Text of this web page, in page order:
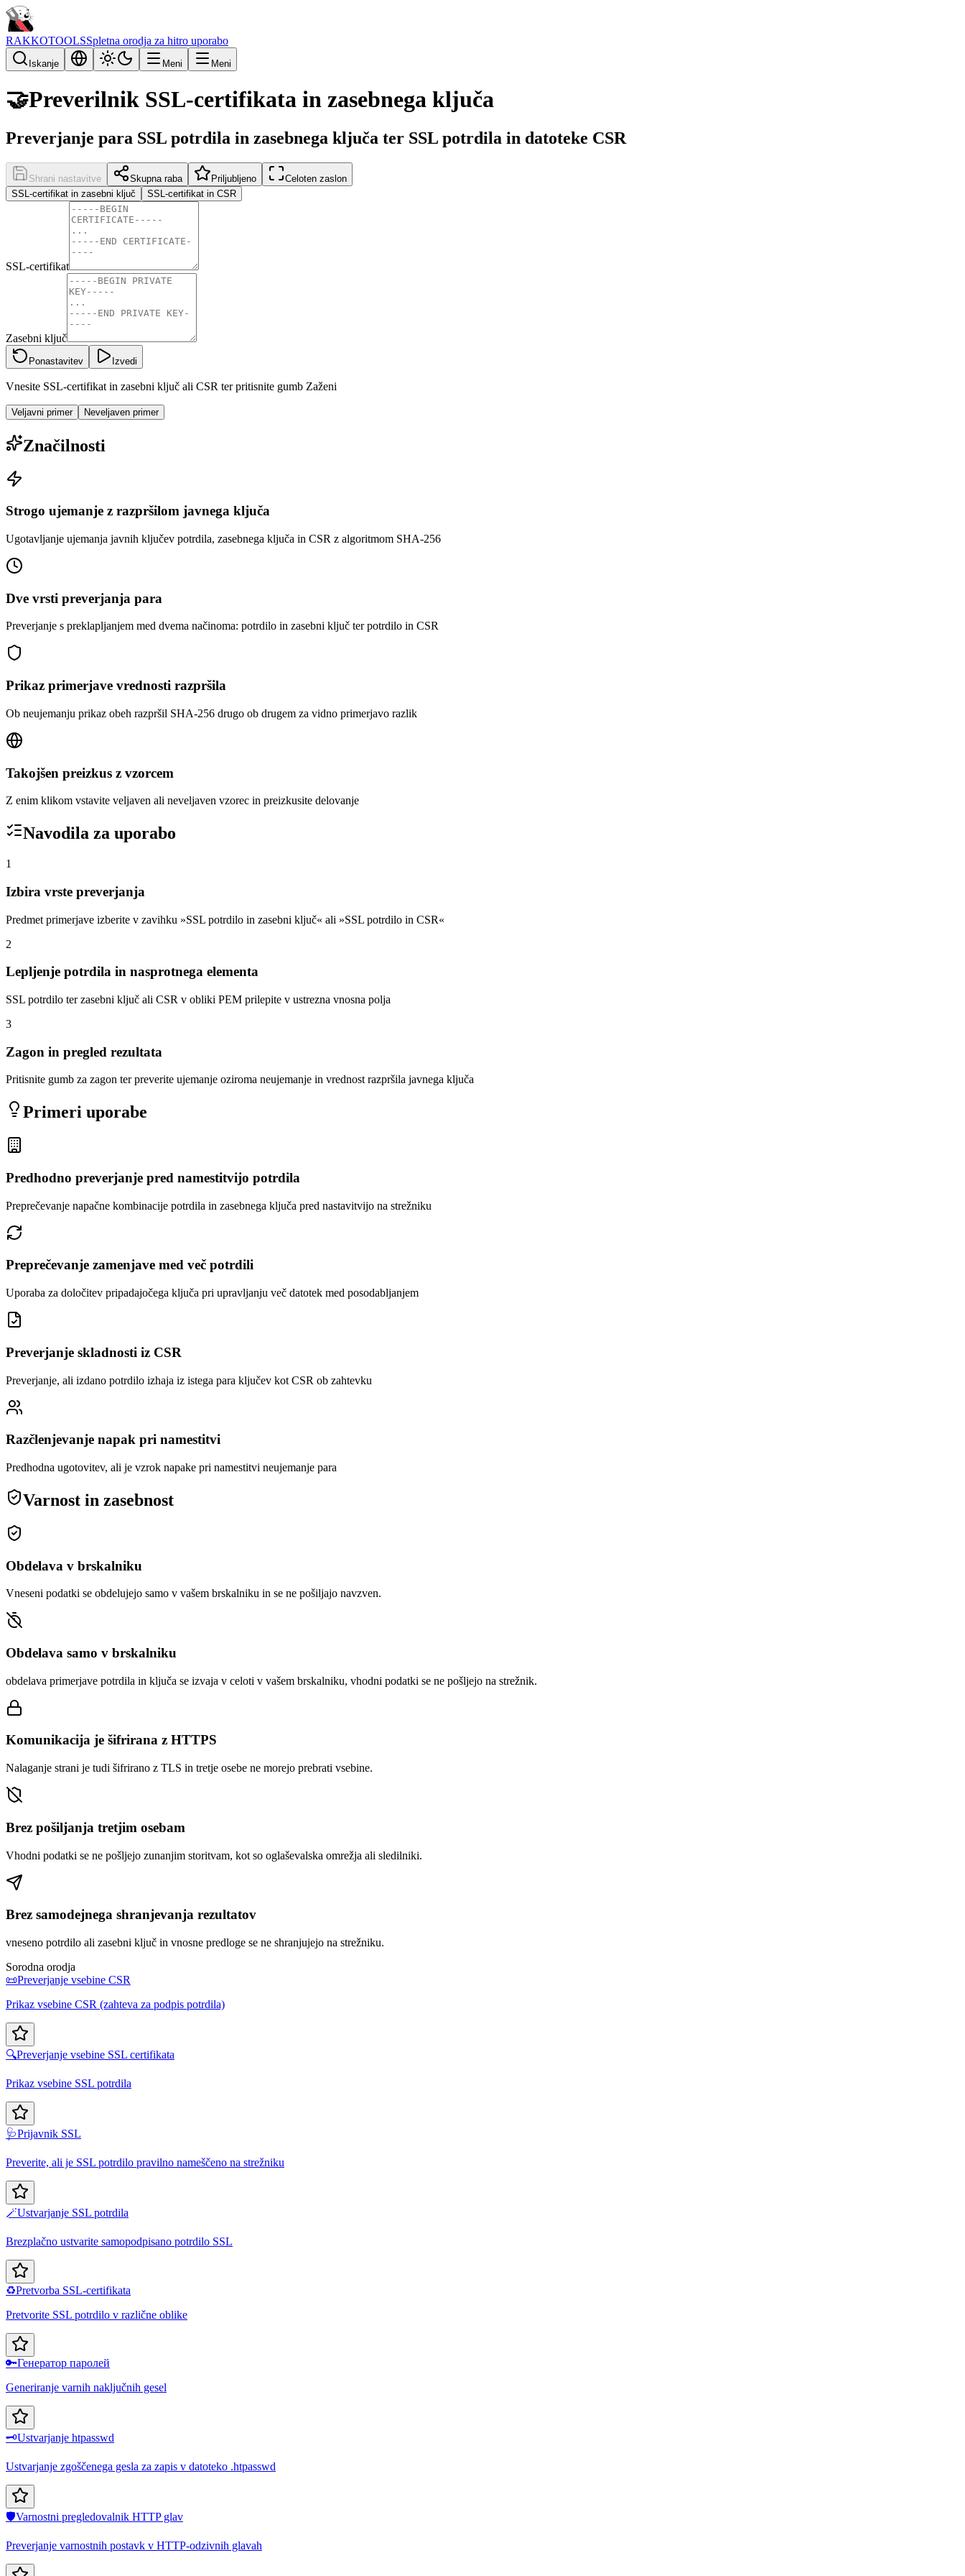
RAKKOTOOLSSpletna orodja za hitro uporabo
Iskanje Meni Meni
🤝Preverilnik SSL-certifikata in zasebnega ključa
Preverjanje para SSL potrdila in zasebnega ključa ter SSL potrdila in datoteke CSR
Shrani nastavitve Skupna raba Priljubljeno
Celoten zaslon
SSL-certifikat in zasebni ključ
SSL-certifikat in CSR
SSL-certifikat
Zasebni ključ
Ponastavitev Izvedi
Vnesite SSL-certifikat in zasebni ključ ali CSR ter pritisnite gumb Zaženi
Veljavni primer Neveljaven primer
Značilnosti
Strogo ujemanje z razpršilom javnega ključa
Ugotavljanje ujemanja javnih ključev potrdila, zasebnega ključa in CSR z algoritmom SHA-256
Dve vrsti preverjanja para
Preverjanje s preklapljanjem med dvema načinoma: potrdilo in zasebni ključ ter potrdilo in CSR
Prikaz primerjave vrednosti razpršila
Ob neujemanju prikaz obeh razpršil SHA-256 drugo ob drugem za vidno primerjavo razlik
Takojšen preizkus z vzorcem
Z enim klikom vstavite veljaven ali neveljaven vzorec in preizkusite delovanje
Navodila za uporabo
1
Izbira vrste preverjanja
Predmet primerjave izberite v zavihku »SSL potrdilo in zasebni ključ« ali »SSL potrdilo in CSR«
2
Lepljenje potrdila in nasprotnega elementa
SSL potrdilo ter zasebni ključ ali CSR v obliki PEM prilepite v ustrezna vnosna polja
3
Zagon in pregled rezultata
Pritisnite gumb za zagon ter preverite ujemanje oziroma neujemanje in vrednost razpršila javnega ključa
Primeri uporabe
Predhodno preverjanje pred namestitvijo potrdila
Preprečevanje napačne kombinacije potrdila in zasebnega ključa pred nastavitvijo na strežniku
Preprečevanje zamenjave med več potrdili
Uporaba za določitev pripadajočega ključa pri upravljanju več datotek med posodabljanjem
Preverjanje skladnosti iz CSR
Preverjanje, ali izdano potrdilo izhaja iz istega para ključev kot CSR ob zahtevku
Razčlenjevanje napak pri namestitvi
Predhodna ugotovitev, ali je vzrok napake pri namestitvi neujemanje para
Varnost in zasebnost
Obdelava v brskalniku
Vneseni podatki se obdelujejo samo v vašem brskalniku in se ne pošiljajo navzven.
Obdelava samo v brskalniku
obdelava primerjave potrdila in ključa se izvaja v celoti v vašem brskalniku, vhodni podatki se ne pošljejo na strežnik.
Komunikacija je šifrirana z HTTPS
Nalaganje strani je tudi šifrirano z TLS in tretje osebe ne morejo prebrati vsebine.
Brez pošiljanja tretjim osebam
Vhodni podatki se ne pošljejo zunanjim storitvam, kot so oglaševalska omrežja ali sledilniki.
Brez samodejnega shranjevanja rezultatov
vneseno potrdilo ali zasebni ključ in vnosne predloge se ne shranjujejo na strežniku.
Sorodna orodja
📜Preverjanje vsebine CSR
Prikaz vsebine CSR (zahteva za podpis potrdila)
🔍Preverjanje vsebine SSL certifikata
Prikaz vsebine SSL potrdila
🩺Prijavnik SSL
Preverite, ali je SSL potrdilo pravilno nameščeno na strežniku
🪄Ustvarjanje SSL potrdila
Brezplačno ustvarite samopodpisano potrdilo SSL
♻️Pretvorba SSL-certifikata
Pretvorite SSL potrdilo v različne oblike
🔑Генератор паролей
Generiranje varnih naključnih gesel
🗝️Ustvarjanje htpasswd
Ustvarjanje zgoščenega gesla za zapis v datoteko .htpasswd
🛡️Varnostni pregledovalnik HTTP glav
Preverjanje varnostnih postavk v HTTP-odzivnih glavah